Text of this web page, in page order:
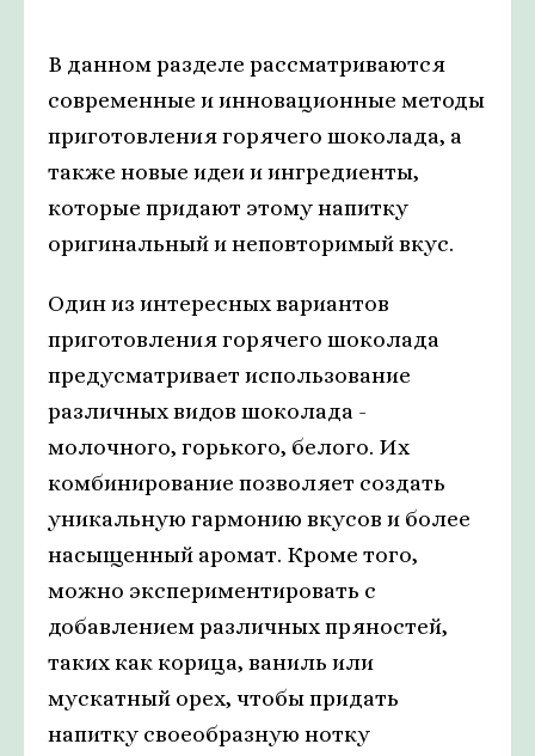
В данном разделе рассматриваются
современные и инновационные методы
приготовления горячего шоколада, а
также новые идеи и ингредиенты,
которые придают этому напитку
оригинальный и неповторимый вкус.
Один из интересных вариантов
приготовления горячего шоколада
предусматривает использование
различных видов шоколада -
молочного, горького, белого. Их
комбинирование позволяет создать
уникальную гармонию вкусов и более
насыщенный аромат. Кроме того,
можно экспериментировать с
добавлением различных пряностей,
таких как корица, ваниль или
мускатный орех, чтобы придать
напитку своеобразную нотку